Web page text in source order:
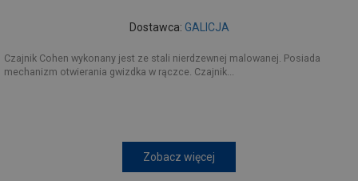
Dostawca: GALICJA
Czajnik Cohen wykonany jest ze stali nierdzewnej malowanej. Posiada
mechanizm otwierania gwizdka w rączce. Czajnik...
Zobacz więcej